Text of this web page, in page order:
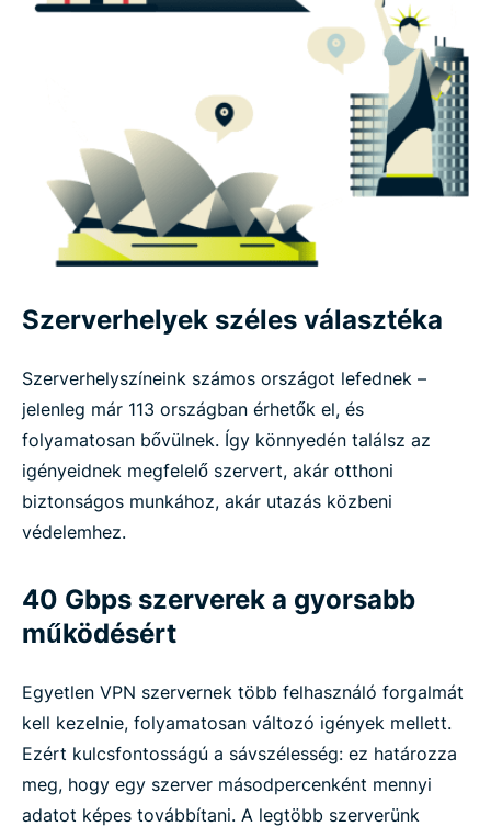
Szerverhelyek széles választéka
Szerverhelyszíneink számos országot lefednek –
jelenleg már 113 országban érhetők el, és
folyamatosan bővülnek. Így könnyedén találsz az
igényeidnek megfelelő szervert, akár otthoni
biztonságos munkához, akár utazás közbeni
védelemhez.
40 Gbps szerverek a gyorsabb
működésért
Egyetlen VPN szervernek több felhasználó forgalmát
kell kezelnie, folyamatosan változó igények mellett.
Ezért kulcsfontosságú a sávszélesség: ez határozza
meg, hogy egy szerver másodpercenként mennyi
adatot képes továbbítani. A legtöbb szerverünk